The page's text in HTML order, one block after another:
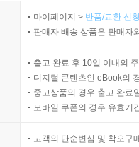
마이페이지 > 반품/교환 신
판매자 배송 상품은 판매자
출고 완료 후 10일 이내의
디지털 콘텐츠인 eBook의
중고상품의 경우 출고 완료
모바일 쿠폰의 경우 유효기
고객의 단순변심 및 착오구